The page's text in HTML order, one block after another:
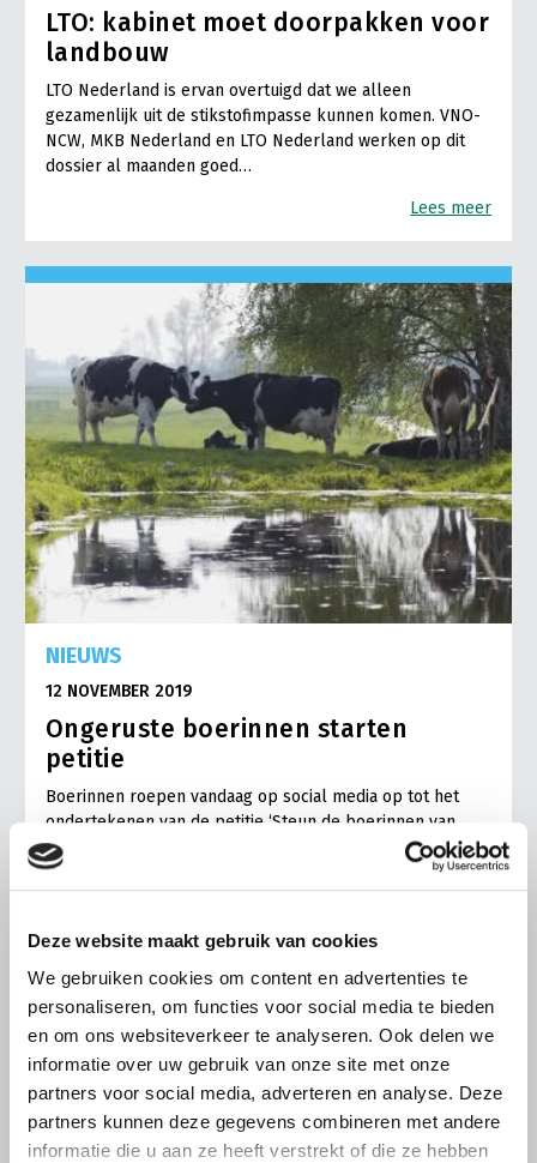
Deze website maakt gebruik van cookies
We gebruiken cookies om content en advertenties te
personaliseren, om functies voor social media te bieden
en om ons websiteverkeer te analyseren. Ook delen we
informatie over uw gebruik van onze site met onze
partners voor social media, adverteren en analyse. Deze
partners kunnen deze gegevens combineren met andere
informatie die u aan ze heeft verstrekt of die ze hebben
LTO: kabinet moet doorpakken voor
landbouw
LTO Nederland is ervan overtuigd dat we alleen
gezamenlijk uit de stikstofimpasse kunnen komen. VNO-
NCW, MKB Nederland en LTO Nederland werken op dit
dossier al maanden goed…
Lees meer
NIEUWS
12 NOVEMBER 2019
Ongeruste boerinnen starten
petitie
Boerinnen roepen vandaag op social media op tot het
ondertekenen van de petitie ‘Steun de boerinnen van
Nederland’. Het initiatief komt van vier boerinnen…
Lees meer